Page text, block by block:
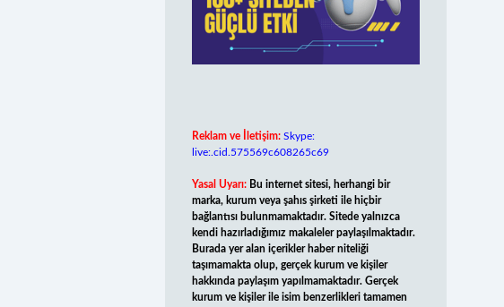
Reklam ve İletişim: Skype:
live:.cid.575569c608265c69
Yasal Uyarı: Bu internet sitesi, herhangi bir
marka, kurum veya şahıs şirketi ile hiçbir
bağlantısı bulunmamaktadır. Sitede yalnızca
kendi hazırladığımız makaleler paylaşılmaktadır.
Burada yer alan içerikler haber niteliği
taşımamakta olup, gerçek kurum ve kişiler
hakkında paylaşım yapılmamaktadır. Gerçek
kurum ve kişiler ile isim benzerlikleri tamamen